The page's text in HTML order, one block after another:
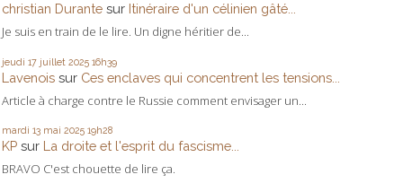
christian Durante sur Itinéraire d'un célinien gâté...
Je suis en train de le lire. Un digne héritier de...
jeudi 17 juillet 2025 16h39
Lavenois sur Ces enclaves qui concentrent les tensions...
Article à charge contre le Russie comment envisager un...
mardi 13 mai 2025 19h28
KP sur La droite et l'esprit du fascisme...
BRAVO C'est chouette de lire ça.